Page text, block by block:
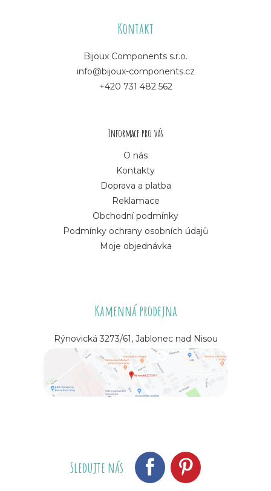
Kontakt
Bijoux Components s.r.o.
info@bijoux-components.cz
+420 731 482 562
Informace pro vás
O nás
Kontakty
Doprava a platba
Reklamace
Obchodní podmínky
Podmínky ochrany osobních údajů
Moje objednávka
Kamenná prodejna
Rýnovická 3273/61, Jablonec nad Nisou
Sledujte nás